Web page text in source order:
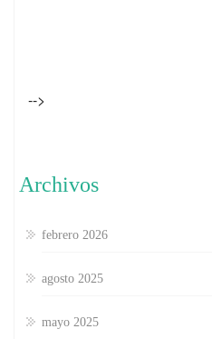
-->
Archivos
febrero 2026
agosto 2025
mayo 2025